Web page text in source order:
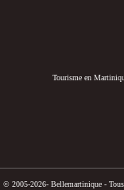
Tourisme en
© 2005-2026- Bellemartinique -